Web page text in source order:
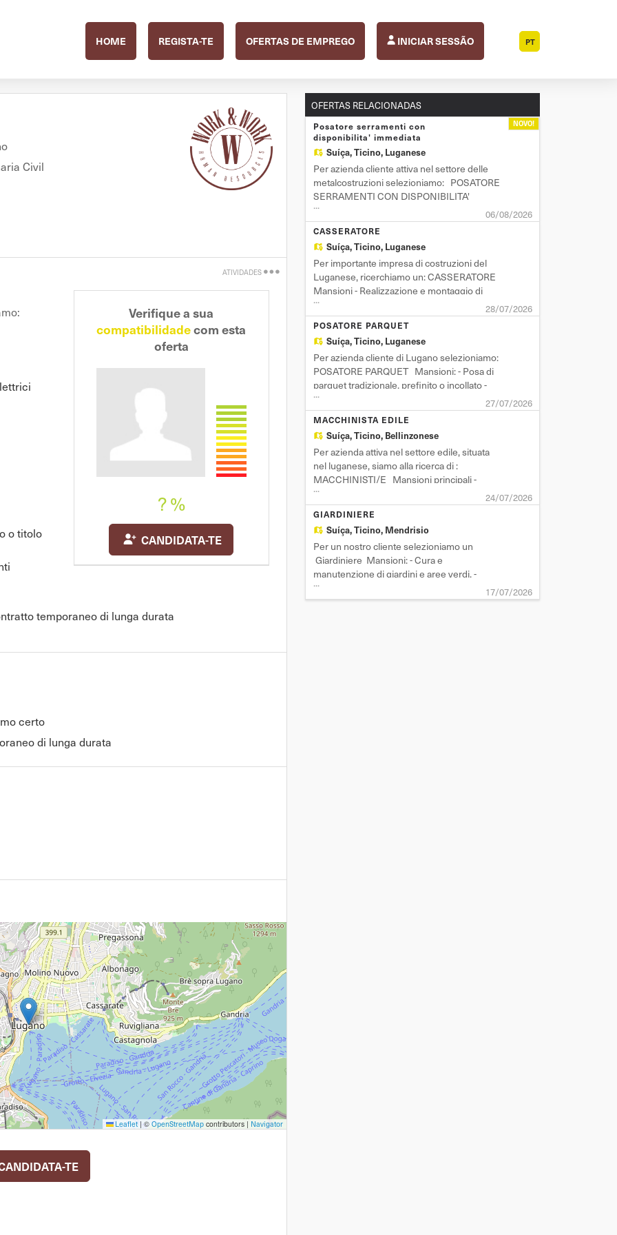
HOME REGISTA-TE OFERTAS DE EMPREGO INICIAR SESSÃO PT
Civil
ATIVIDADES
Imprimir
Partilha com um
amigo
Verifique a sua
compatibilidadecom esta
oferta
? %
CANDIDATA-TE
o titolo
temporaneo di lunga durata
certo
di lunga durata
Leaflet | © OpenStreetMapcontributors | Navigator
TE
OFERTAS RELACIONADAS
NOVO!
Posatore serramenti con
disponibilita' immediata
Suíça,Ticino, Luganese
Per azienda cliente attiva nel settore delle
metalcostruzioni selezioniamo: POSATORE
SERRAMENTI CON DISPONIBILITA'
IMMEDIATA Mansioni: - Esecuzione di
rilievi e tracciamenti - Posa serramenti in
alluminio, PVC, parapetti e carpenteria -
Esecuzione di modifiche Requisiti: -
Pregressa esperienza
...
06/08/2026
CASSERATORE
Suíça,Ticino, Luganese
Per importante impresa di costruzioni del
Luganese, ricerchiamo un: CASSERATORE
Mansioni - Realizzazione e montaggio di
casseri per opere in calcestruzzo armato -
Preparazione e posa di casseforme
tradizionali e prefabbricate - Getto e disarmo
delle strutture in cemento - Lettura e
interpretazione d
...
28/07/2026
POSATORE PARQUET
Suíça,Ticino, Luganese
Per azienda cliente di Lugano selezioniamo:
POSATORE PARQUET Mansioni: - Posa di
parquet tradizionale, prefinito o incollato -
Laminatura e levigatura di pavimenti in legno
- Posa di pavimenti flottanti in PVC o LVT -
Preparazione e livellamento del sottofondo -
Taglio, adattamento e rifinitura de
...
27/07/2026
MACCHINISTA EDILE
Suíça,Ticino, Bellinzonese
Per azienda attiva nel settore edile, situata
nel luganese, siamo alla ricerca di :
MACCHINISTI/E Mansioni principali -
Conduzione e manovra di truck gommati da
26–28 tonnellate - Guida di altri mezzi edili -
Carico, scarico e movimentazione di
materiali pesanti - Collaborazione con il
team op
...
24/07/2026
GIARDINIERE
Suíça,Ticino, Mendrisio
Per un nostro cliente selezioniamo un
Giardiniere Mansioni: - Cura e
manutenzione di giardini e aree verdi. -
Taglio dell'erba, potatura di alberi e siepi. -
Piantumazione di fiori, arbusti e alberi. -
...
17/07/2026